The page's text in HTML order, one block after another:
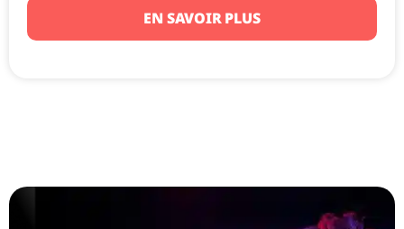
EN SAVOIR PLUS